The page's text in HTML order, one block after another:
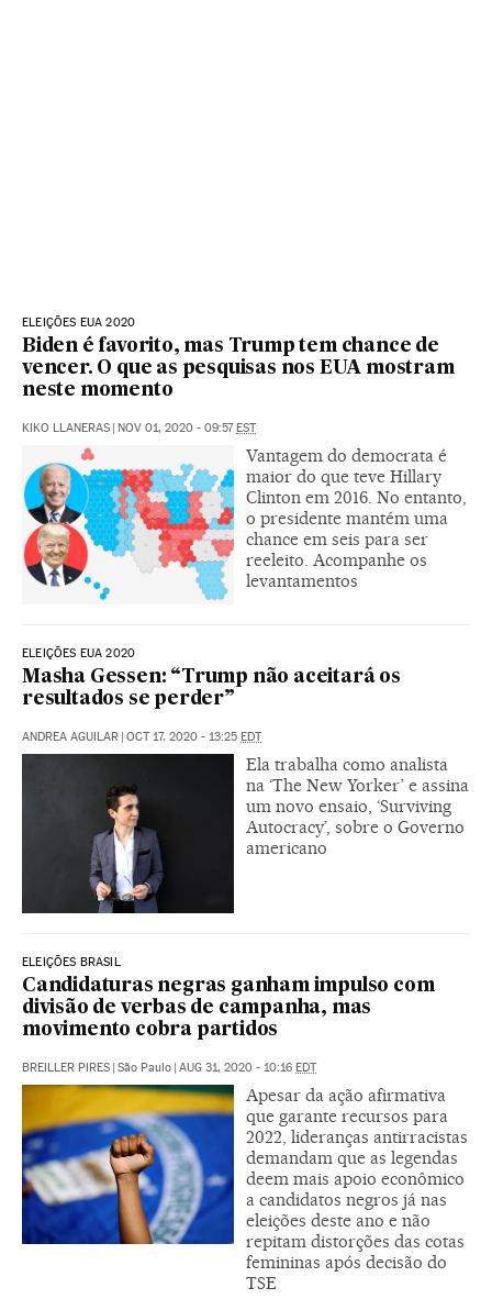
ELEIÇÕES EUA 2020
Biden é favorito, mas Trump tem chance de
vencer. O que as pesquisas nos EUA mostram
neste momento
KIKO LLANERAS | NOV 01, 2020 - 09:57EST
Vantagem do democrata é
maior do que teve Hillary
Clinton em 2016. No entanto,
o presidente mantém uma
chance em seis para ser
reeleito. Acompanhe os
levantamentos
ELEIÇÕES EUA 2020
Masha Gessen: “Trump não aceitará os
resultados se perder”
ANDREA AGUILAR | OCT 17, 2020 - 13:25 EDT
Ela trabalha como analista
na ‘The New Yorker’ e assina
um novo ensaio, ‘Surviving
Autocracy’, sobre o Governo
americano
ELEIÇÕES BRASIL
Candidaturas negras ganham impulso com
divisão de verbas de campanha, mas
movimento cobra partidos
BREILLER PIRES | São Paulo | AUG 31, 2020 - 10:16 EDT
Apesar da ação afirmativa
que garante recursos para
2022, lideranças antirracistas
demandam que as legendas
deem mais apoio econômico
a candidatos negros já nas
eleições deste ano e não
repitam distorções das cotas
femininas após decisão do
TSE